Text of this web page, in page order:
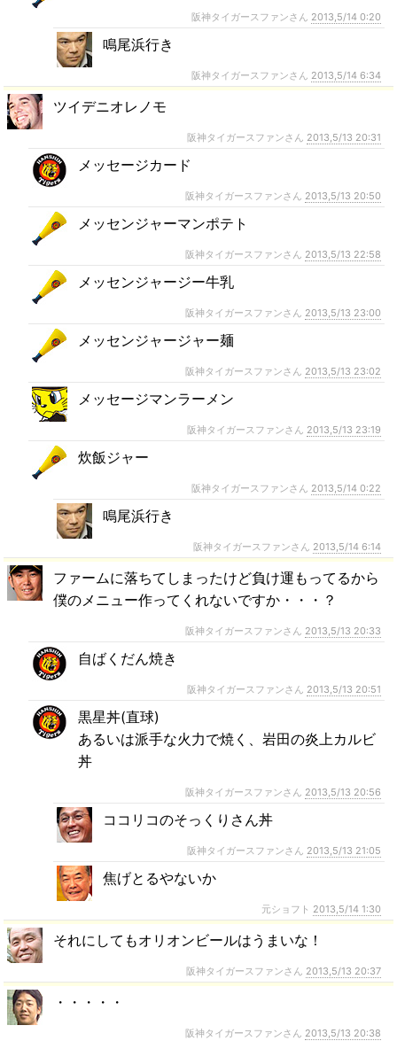
阪神タイガースファンさん 2013,5/14 0:20
鳴尾浜行き
阪神タイガースファンさん 2013,5/14 6:34
ツイデニオレノモ
阪神タイガースファンさん 2013,5/13 20:31
メッセージカード
阪神タイガースファンさん 2013,5/13 20:50
メッセンジャーマンポテト
阪神タイガースファンさん 2013,5/13 22:58
メッセンジャージー牛乳
阪神タイガースファンさん 2013,5/13 23:00
メッセンジャージャー麺
阪神タイガースファンさん 2013,5/13 23:02
メッセージマンラーメン
阪神タイガースファンさん 2013,5/13 23:19
炊飯ジャー
阪神タイガースファンさん 2013,5/14 0:22
鳴尾浜行き
阪神タイガースファンさん 2013,5/14 6:14
ファームに落ちてしまったけど負け運もってるから
僕のメニュー作ってくれないですか・・・？
阪神タイガースファンさん 2013,5/13 20:33
自ばくだん焼き
阪神タイガースファンさん 2013,5/13 20:51
黒星丼(直球)
あるいは派手な火力で焼く、岩田の炎上カルビ
丼
阪神タイガースファンさん 2013,5/13 20:56
ココリコのそっくりさん丼
阪神タイガースファンさん 2013,5/13 21:05
焦げとるやないか
元ショフト 2013,5/14 1:30
それにしてもオリオンビールはうまいな！
阪神タイガースファンさん 2013,5/13 20:37
・・・・・
阪神タイガースファンさん 2013,5/13 20:38